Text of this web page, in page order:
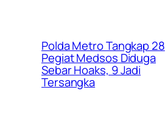
Polda Metro Tangkap 28
Pegiat Medsos Diduga
Sebar Hoaks, 9 Jadi
Tersangka